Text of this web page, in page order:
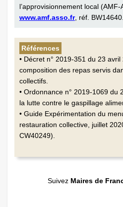
l’approvisionnement local
www.amf.asso.fr, réf. BW14640.
Références
• Décret n° 2019-351 du 23
composition des repas servis
collectifs.
• Ordonnance n° 2019-1069 du
la lutte contre le gaspillage
• Guide Expérimentation du
restauration collective, juillet
CW40249).
Suivez Maires de